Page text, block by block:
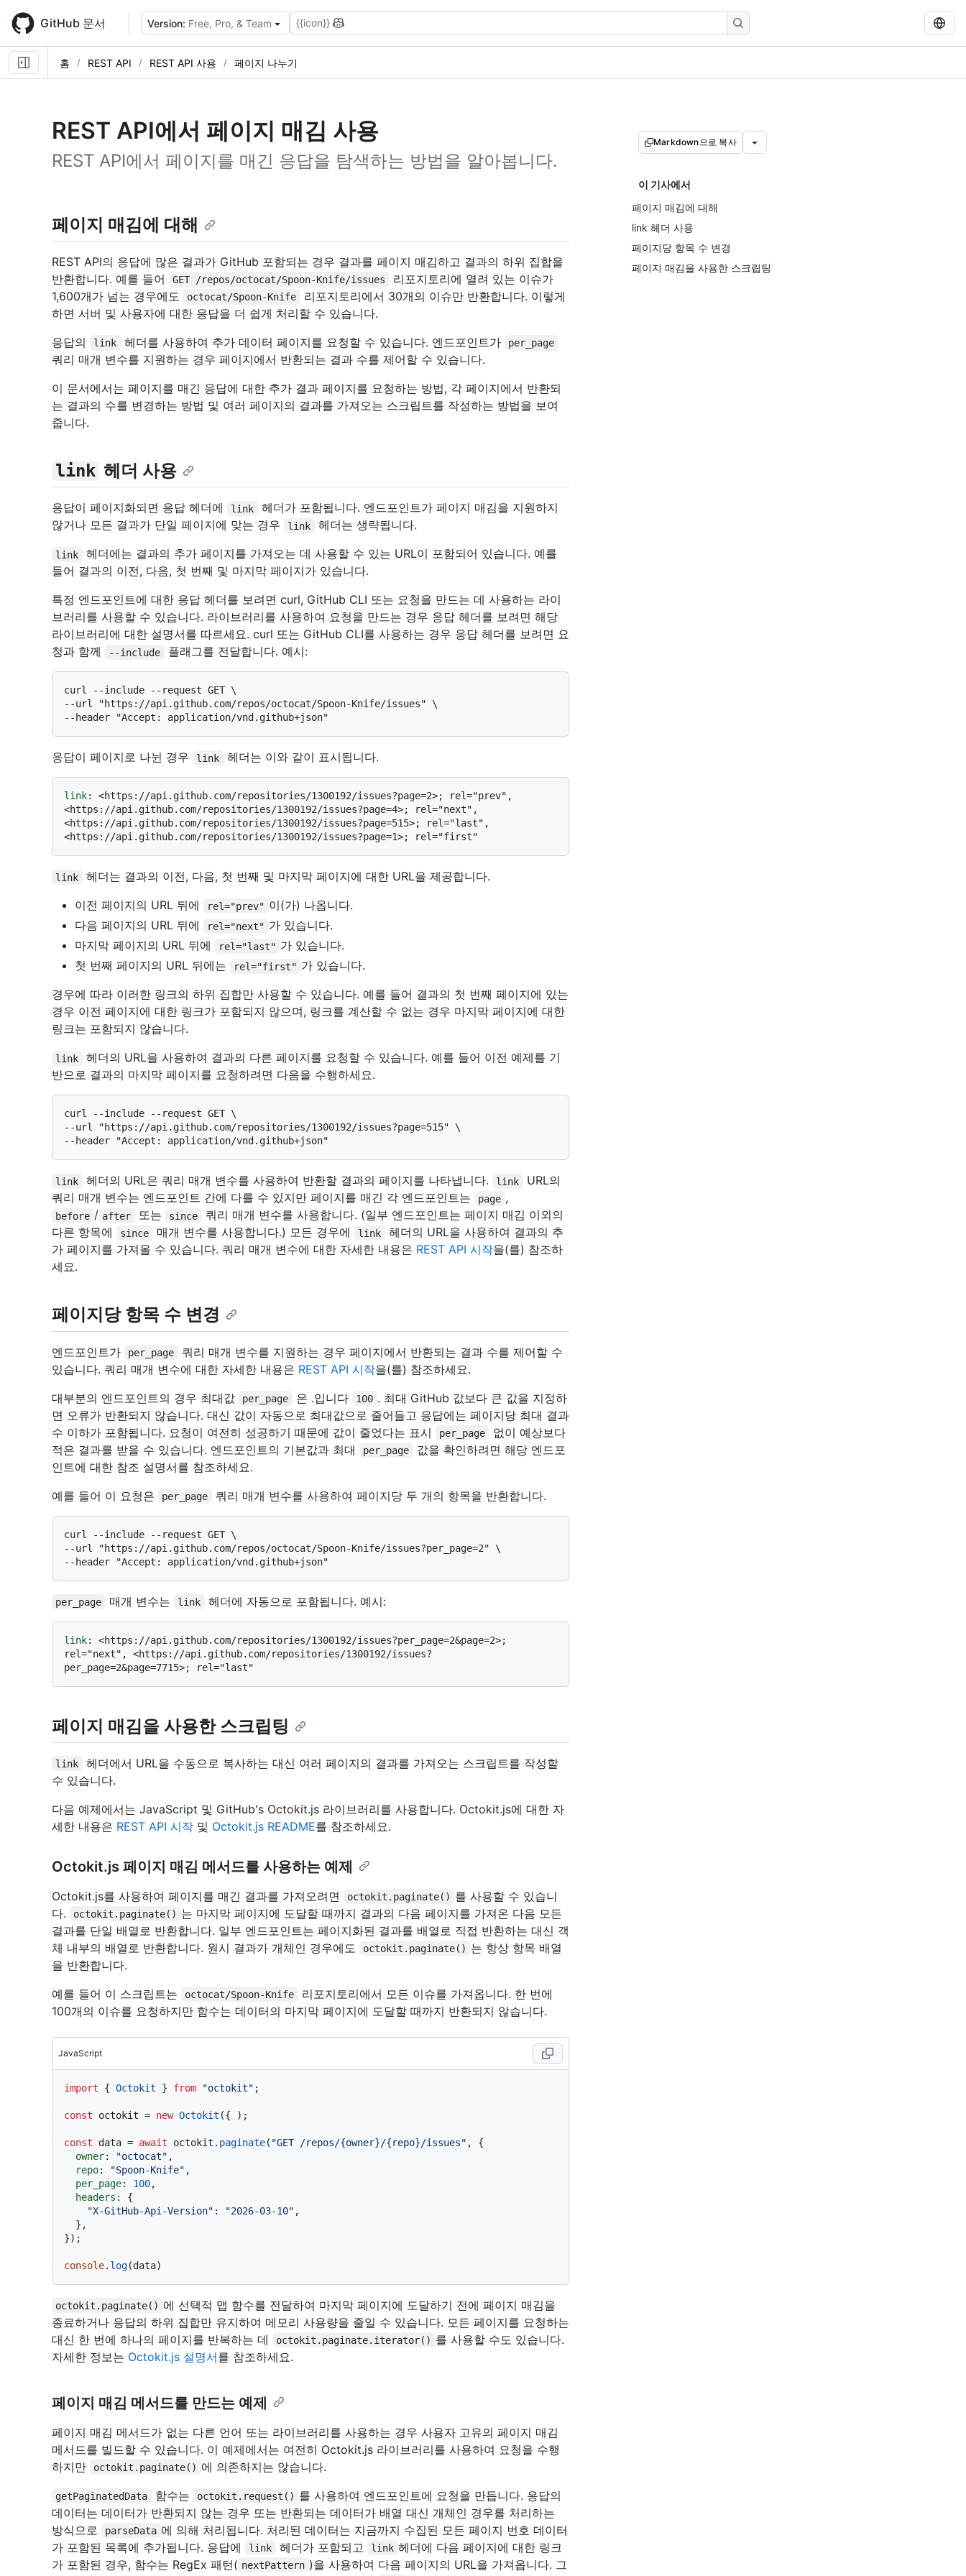
main
content
GitHub 문서 Version: Free, Pro, & Team {{icon}}
홈 REST API REST API 사용 페이지 나누기
REST API에서 페이지 매김 사용
REST API에서 페이지를 매긴 응답을 탐색하는 방법을 알아봅니다.
Markdown으로 복사
이 기사에서
페이지 매김에 대해
link 헤더 사용
페이지당 항목 수 변경
페이지 매김을 사용한 스크립팅
페이지 매김에 대해
REST API의 응답에 많은 결과가 GitHub 포함되는 경우 결과를 페이지 매김하고 결과의 하위 집합을
반환합니다. 예를 들어
GET /repos/octocat/Spoon-Knife/issues
리포지토리에 열려 있는 이슈가
1,600개가 넘는 경우에도
octocat/Spoon-Knife
리포지토리에서 30개의 이슈만 반환합니다. 이렇게
하면 서버 및 사용자에 대한 응답을 더 쉽게 처리할 수 있습니다.
응답의
link 헤더를 사용하여 추가 데이터 페이지를 요청할 수 있습니다. 엔드포인트가 per_page
쿼리 매개 변수를 지원하는 경우 페이지에서 반환되는 결과 수를 제어할 수 있습니다.
이 문서에서는 페이지를 매긴 응답에 대한 추가 결과 페이지를 요청하는 방법, 각 페이지에서 반환되
는 결과의 수를 변경하는 방법 및 여러 페이지의 결과를 가져오는 스크립트를 작성하는 방법을 보여
줍니다.
link 헤더 사용
응답이 페이지화되면 응답 헤더에 link
헤더가 포함됩니다. 엔드포인트가 페이지 매김을 지원하지
않거나 모든 결과가 단일 페이지에 맞는 경우
link 헤더는 생략됩니다.
link
헤더에는 결과의 추가 페이지를 가져오는 데 사용할 수 있는 URL이 포함되어 있습니다. 예를
들어 결과의 이전, 다음, 첫 번째 및 마지막 페이지가 있습니다.
특정 엔드포인트에 대한 응답 헤더를 보려면 curl, GitHub CLI 또는 요청을 만드는 데 사용하는 라이
브러리를 사용할 수 있습니다. 라이브러리를 사용하여 요청을 만드는 경우 응답 헤더를 보려면 해당
라이브러리에 대한 설명서를 따르세요. curl 또는 GitHub CLI를 사용하는 경우 응답 헤더를 보려면 요
청과 함께
--include 플래그를 전달합니다. 예시:
curl --include --request GET \
--url "https://api.github.com/repos/octocat/Spoon-Knife/issues" \
응답이 페이지로 나뉜 경우 link 헤더는 이와 같이 표시됩니다.
link: <https://api.github.com/repositories/1300192/issues?page=2>; rel="prev",
<https://api.github.com/repositories/1300192/issues?page=4>; rel="next",
<https://api.github.com/repositories/1300192/issues?page=515>; rel="last",
link
헤더는 결과의 이전, 다음, 첫 번째 및 마지막 페이지에 대한 URL을 제공합니다.
이전 페이지의 URL 뒤에
rel="prev" 이(가) 나옵니다.
다음 페이지의 URL 뒤에
rel="next" 가 있습니다.
마지막 페이지의 URL 뒤에
rel="last" 가 있습니다.
첫 번째 페이지의 URL 뒤에는
rel="first" 가 있습니다.
경우에 따라 이러한 링크의 하위 집합만 사용할 수 있습니다. 예를 들어 결과의 첫 번째 페이지에 있는
경우 이전 페이지에 대한 링크가 포함되지 않으며, 링크를 계산할 수 없는 경우 마지막 페이지에 대한
링크는 포함되지 않습니다.
link
헤더의 URL을 사용하여 결과의 다른 페이지를 요청할 수 있습니다. 예를 들어 이전 예제를 기
반으로 결과의 마지막 페이지를 요청하려면 다음을 수행하세요.
curl --include --request GET \
--url "https://api.github.com/repositories/1300192/issues?page=515" \
link 헤더의 URL은 쿼리 매개 변수를 사용하여 반환할 결과의 페이지를 나타냅니다. link
URL의
쿼리 매개 변수는 엔드포인트 간에 다를 수 있지만 페이지를 매긴 각 엔드포인트는
page ,
before / after 또는 since
쿼리 매개 변수를 사용합니다. (일부 엔드포인트는 페이지 매김 이외의
다른 항목에
since 매개 변수를 사용합니다.) 모든 경우에 link
헤더의 URL을 사용하여 결과의 추
가 페이지를 가져올 수 있습니다. 쿼리 매개 변수에 대한 자세한 내용은 REST API 시작을(를) 참조하
세요.
페이지당 항목 수 변경
엔드포인트가 per_page
쿼리 매개 변수를 지원하는 경우 페이지에서 반환되는 결과 수를 제어할 수
있습니다. 쿼리 매개 변수에 대한 자세한 내용은 REST API 시작을(를) 참조하세요.
대부분의 엔드포인트의 경우 최대값
per_page 은 .입니다 100 . 최대 GitHub 값보다 큰 값을 지정하
면 오류가 반환되지 않습니다. 대신 값이 자동으로 최대값으로 줄어들고 응답에는 페이지당 최대 결과
수 이하가 포함됩니다. 요청이 여전히 성공하기 때문에 값이 줄었다는 표시
per_page
없이 예상보다
적은 결과를 받을 수 있습니다. 엔드포인트의 기본값과 최대
per_page
값을 확인하려면 해당 엔드포
인트에 대한 참조 설명서를 참조하세요.
예를 들어 이 요청은
per_page 쿼리 매개 변수를 사용하여 페이지당 두 개의 항목을 반환합니다.
curl --include --request GET \
--url "https://api.github.com/repos/octocat/Spoon-Knife/issues?per_page=2" \
per_page 매개 변수는 link 헤더에 자동으로 포함됩니다. 예시:
link: <https://api.github.com/repositories/1300192/issues?per_page=2&page=2>;
rel="next", <https://api.github.com/repositories/1300192/issues?
페이지 매김을 사용한 스크립팅
link
헤더에서 URL을 수동으로 복사하는 대신 여러 페이지의 결과를 가져오는 스크립트를 작성할
수 있습니다.
다음 예제에서는 JavaScript 및 GitHub's Octokit.js 라이브러리를 사용합니다. Octokit.js에 대한 자
세한 내용은 REST API 시작 및 Octokit.js README를 참조하세요.
Octokit.js 페이지 매김 메서드를 사용하는 예제
Octokit.js를 사용하여 페이지를 매긴 결과를 가져오려면 octokit.paginate() 를 사용할 수 있습니
다.
octokit.paginate() 는 마지막 페이지에 도달할 때까지 결과의 다음 페이지를 가져온 다음 모든
결과를 단일 배열로 반환합니다. 일부 엔드포인트는 페이지화된 결과를 배열로 직접 반환하는 대신 객
체 내부의 배열로 반환합니다. 원시 결과가 개체인 경우에도
octokit.paginate() 는 항상 항목 배열
을 반환합니다.
예를 들어 이 스크립트는
octocat/Spoon-Knife
리포지토리에서 모든 이슈를 가져옵니다. 한 번에
100개의 이슈를 요청하지만 함수는 데이터의 마지막 페이지에 도달할 때까지 반환되지 않습니다.
JavaScript
import { Octokit } from "octokit" ;
const octokit = new Octokit ({ );
const data = await octokit. paginate( "GET /repos/{owner}/{repo}/issues" , {
owner: "octocat" ,
repo: "Spoon-Knife" ,
per_page: 100,
headers : {
"X-GitHub-Api-Version" : "2026-03-10" ,
});
console. log
octokit.paginate() 에 선택적 맵 함수를 전달하여 마지막 페이지에 도달하기 전에 페이지 매김을
종료하거나 응답의 하위 집합만 유지하여 메모리 사용량을 줄일 수 있습니다. 모든 페이지를 요청하는
대신 한 번에 하나의 페이지를 반복하는 데
octokit.paginate.iterator() 를 사용할 수도 있습니다.
자세한 정보는 Octokit.js 설명서를 참조하세요.
페이지 매김 메서드를 만드는 예제
페이지 매김 메서드가 없는 다른 언어 또는 라이브러리를 사용하는 경우 사용자 고유의 페이지 매김
메서드를 빌드할 수 있습니다. 이 예제에서는 여전히 Octokit.js 라이브러리를 사용하여 요청을 수행
하지만
octokit.paginate() 에 의존하지는 않습니다.
getPaginatedData 함수는 octokit.request() 를 사용하여 엔드포인트에 요청을 만듭니다. 응답의
데이터는 데이터가 반환되지 않는 경우 또는 반환되는 데이터가 배열 대신 개체인 경우를 처리하는
방식으로
parseData 에 의해 처리됩니다. 처리된 데이터는 지금까지 수집된 모든 페이지 번호 데이터
가 포함된 목록에 추가됩니다. 응답에
link 헤더가 포함되고 link 헤더에 다음 페이지에 대한 링크
가 포함된 경우, 함수는 RegEx 패턴( nextPattern )을 사용하여 다음 페이지의 URL을 가져옵니다. 그